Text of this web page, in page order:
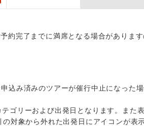
完了までに満席となる場合があります
込み済みのツアーが催行中止になった
ゴリーおよび出発日となります。また
対象から外れた出発日にアイコンが表
ます。
1室利用でも追加料金がかからないコ